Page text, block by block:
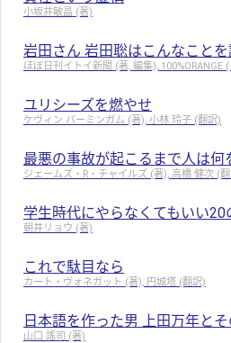
小坂井敏晶 (著)
岩田さん 岩田聡はこんなことを
ほぼ日刊イトイ新聞 (著, 編集), 100%ORANGE
ユリシーズを燃やせ
ケヴィン バーミンガム (著), 小林 玲子 (翻訳)
最悪の事故が起こるまで人は何
ジェームズ・R・チャイルズ (著), 高橋 健次 (
学生時代にやらなくてもいい20
朝井リョウ (著)
これで駄目なら
カート・ヴォネガット (著), 円城塔 (翻訳)
日本語を作った男 上田万年と
山口 謠司 (著)